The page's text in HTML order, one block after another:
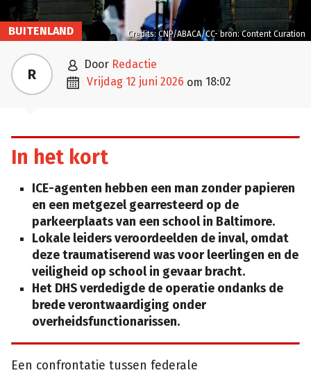
Credits: CNP/ABACA/CC- bron: Content Curation
BUITENLAND
R  door Redactie
 vrijdag 12 juni 2026 om 18:02
In het kort
ICE-agenten hebben een man zonder papieren
en een metgezel gearresteerd op de
parkeerplaats van een school in Baltimore.
Lokale leiders veroordeelden de inval, omdat
deze traumatiserend was voor leerlingen en de
veiligheid op school in gevaar bracht.
Het DHS verdedigde de operatie ondanks de
brede verontwaardiging onder
overheidsfunctionarissen.
Een confrontatie tussen federale